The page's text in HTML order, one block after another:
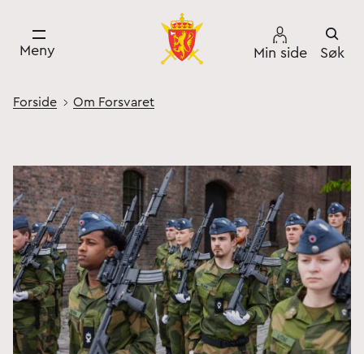
Meny Min side Søk
Forside Om Forsvaret